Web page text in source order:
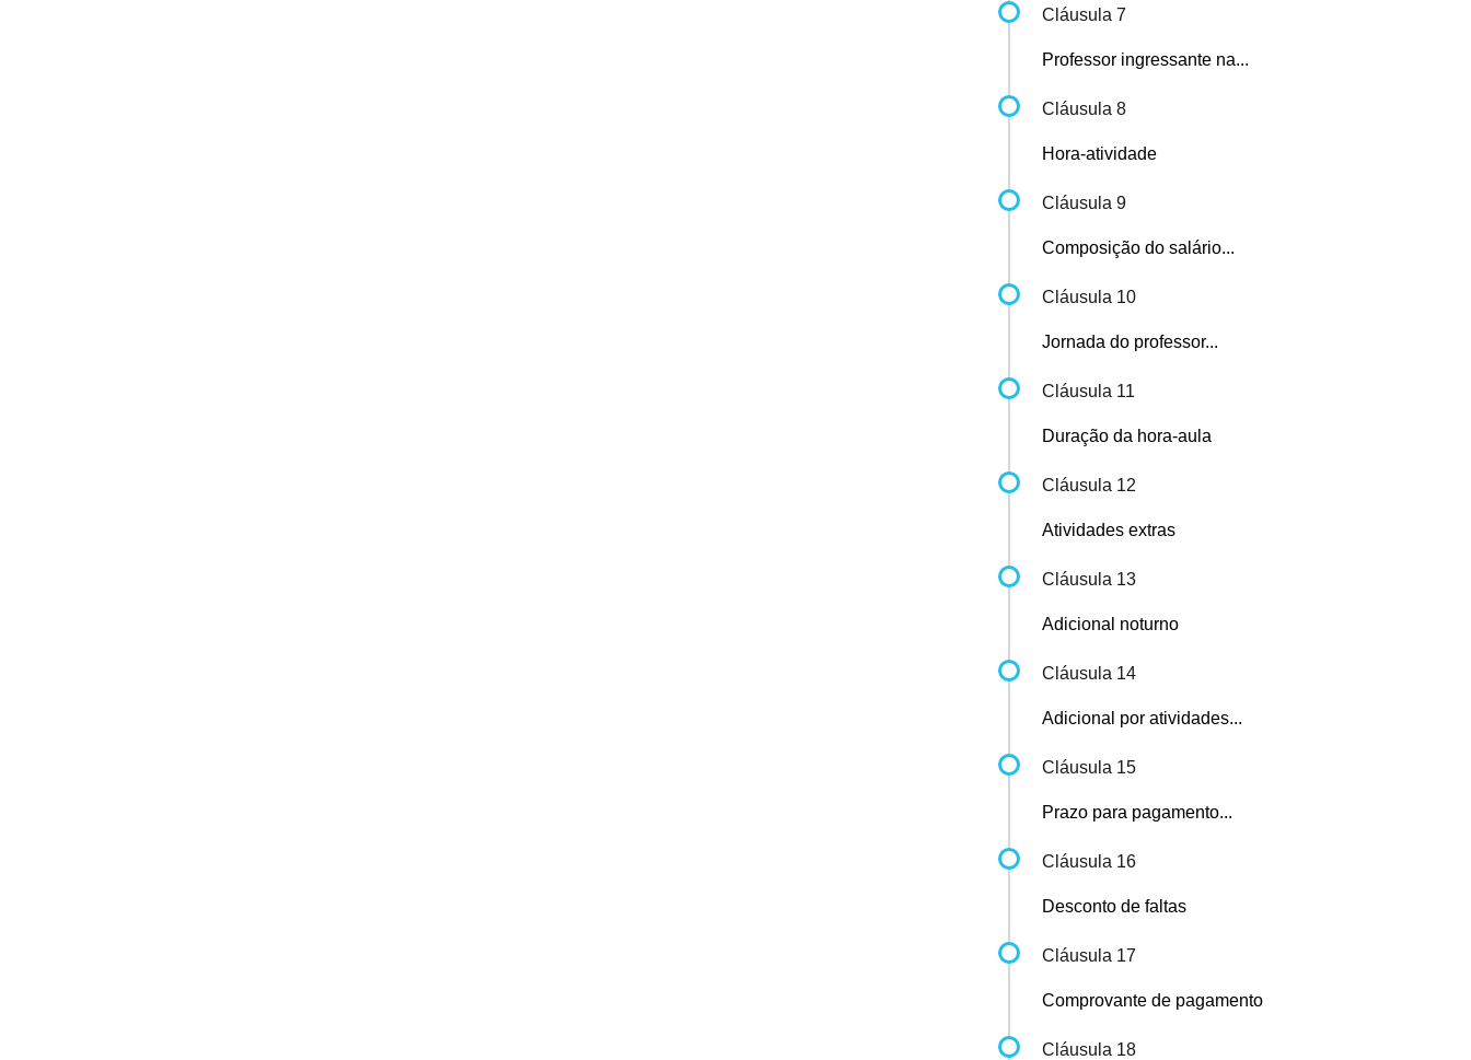
Cláusula 7
Professor ingressante na...
Cláusula 8
Hora-atividade
Cláusula 9
Composição do salário...
Cláusula 10
Jornada do professor...
Cláusula 11
Duração da hora-aula
Cláusula 12
Atividades extras
Cláusula 13
Adicional noturno
Cláusula 14
Adicional por atividades...
Cláusula 15
Prazo para pagamento...
Cláusula 16
Desconto de faltas
Cláusula 17
Comprovante de pagamento
Cláusula 18